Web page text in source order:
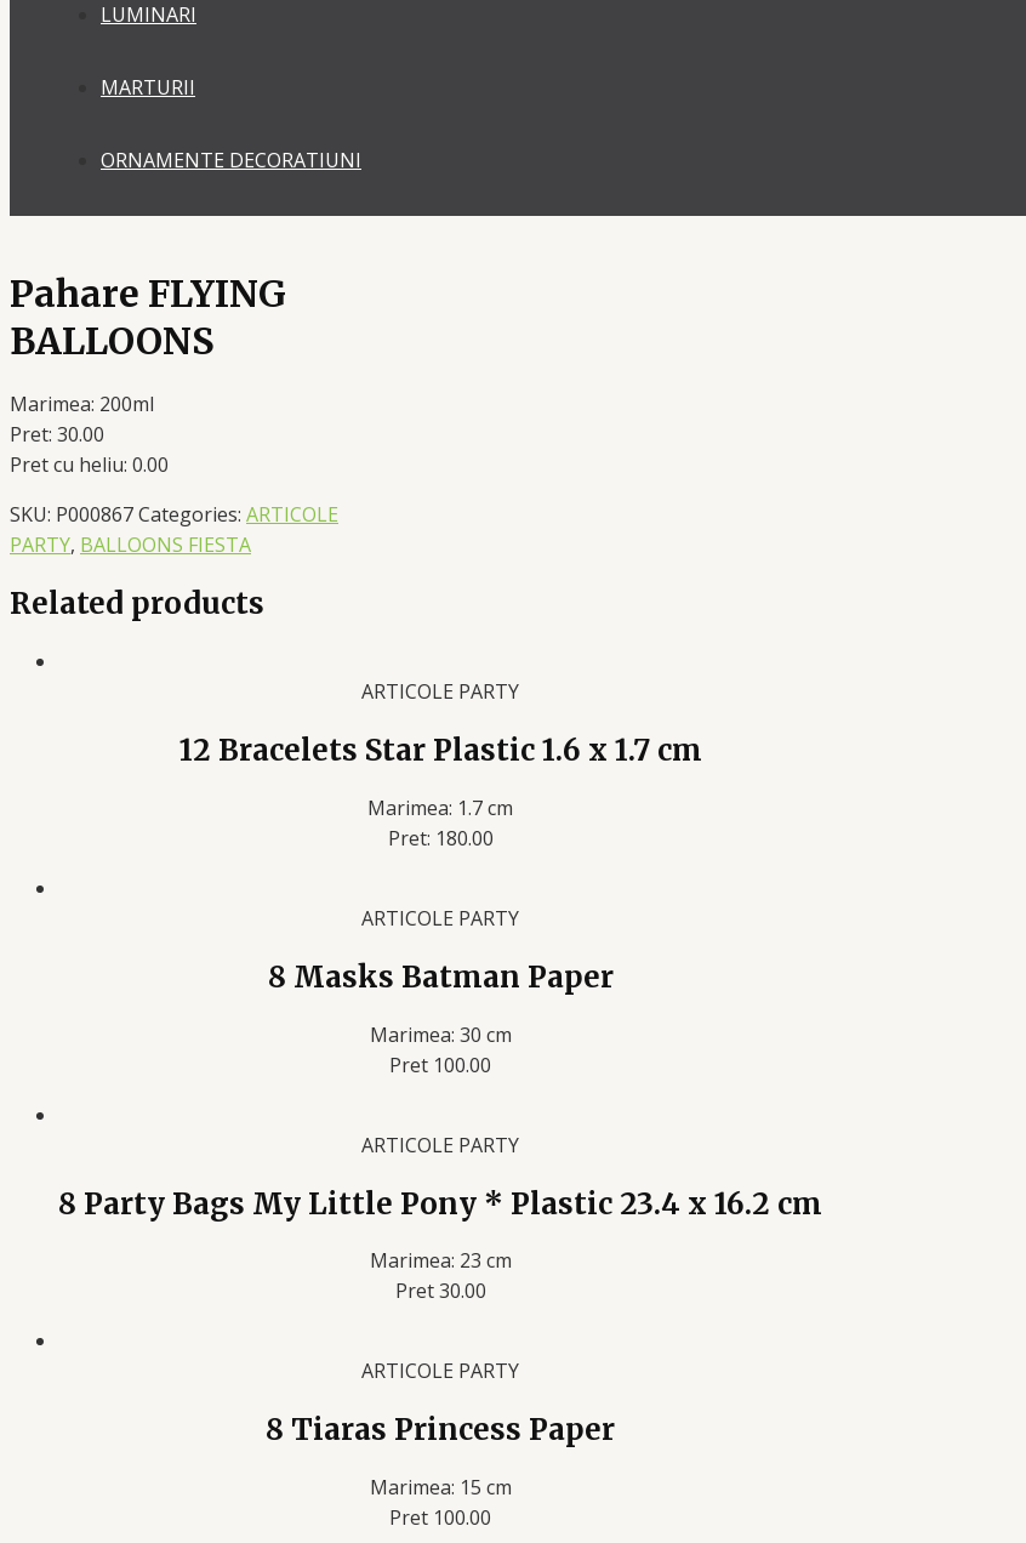
LUMINARI
MARTURII
ORNAMENTE DECORATIUNI
Pahare FLYING
BALLOONS
Marimea: 200ml
Pret: 30.00
Pret cu heliu: 0.00
SKU: P000867Categories: ARTICOLE
PARTY, BALLOONS FIESTA
Related products
ARTICOLE PARTY
12 Bracelets Star Plastic 1.6 x 1.7 cm
Marimea: 1.7 cm
Pret: 180.00
ARTICOLE PARTY
8 Masks Batman Paper
Marimea: 30 cm
Pret 100.00
ARTICOLE PARTY
8 Party Bags My Little Pony * Plastic 23.4 x 16.2 cm
Marimea: 23 cm
Pret 30.00
ARTICOLE PARTY
8 Tiaras Princess Paper
Marimea: 15 cm
Pret 100.00